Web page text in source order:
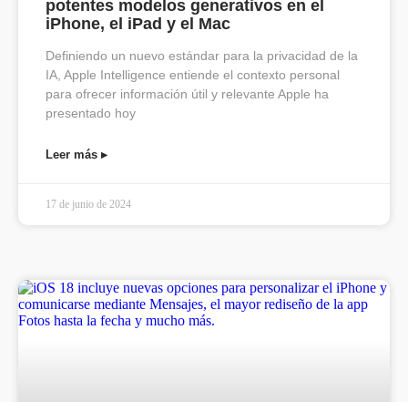
potentes modelos generativos en el
iPhone, el iPad y el Mac
Definiendo un nuevo estándar para la privacidad de la
IA, Apple Intelligence entiende el contexto personal
para ofrecer información útil y relevante Apple ha
presentado hoy
Leer más ▸
17 de junio de 2024